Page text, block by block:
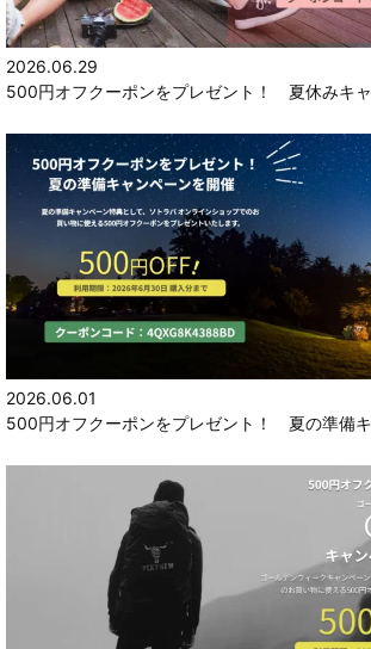
2026.06.29
500円オフクーポンをプレゼント！ 夏休みキ
2026.06.01
500円オフクーポンをプレゼント！ 夏の準備